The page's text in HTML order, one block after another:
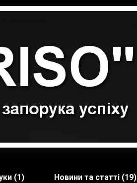
(1) Новини та статті (19)